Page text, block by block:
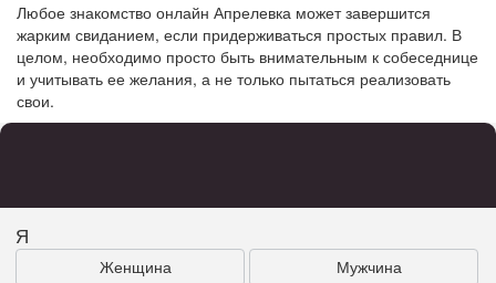
Любое знакомство онлайн Апрелевка может завершится
жарким свиданием, если придерживаться простых правил. В
целом, необходимо просто быть внимательным к собеседнице
и учитывать ее желания, а не только пытаться реализовать
свои.
Я
Женщина Мужчина